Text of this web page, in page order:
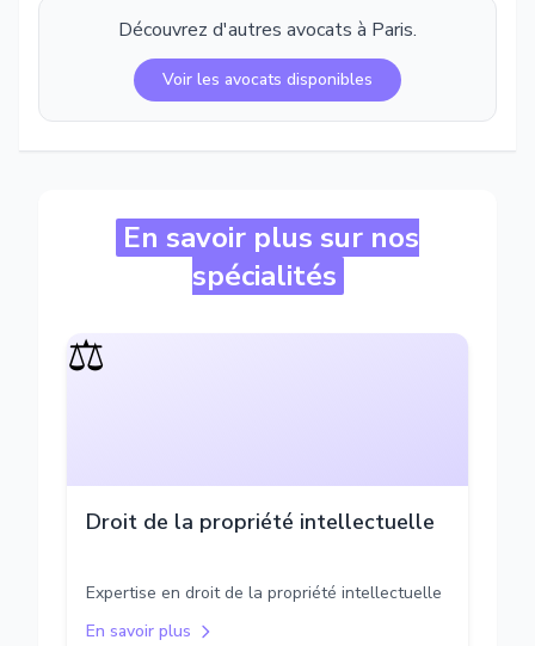
Découvrez d'autres avocats à Paris.
Voir les avocats disponibles
En savoir plus sur nos
spécialités
⚖️
Droit de la propriété intellectuelle
Expertise en droit de la propriété intellectuelle
En savoir plus